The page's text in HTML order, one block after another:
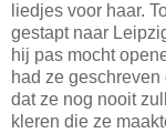
liedjes voor haar.
gestapt naar
hij pas mocht
had ze
dat ze nog nooit
kleren die ze